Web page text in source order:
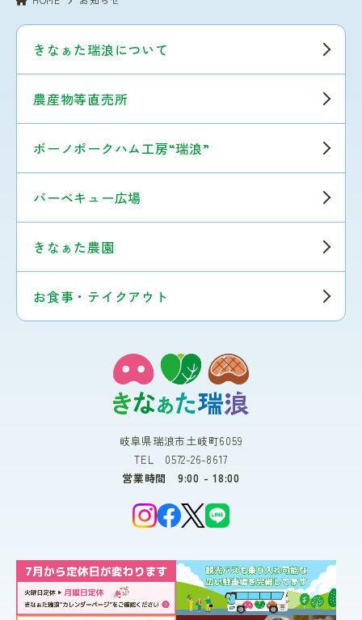
きなぁた瑞浪について
農産物等直売所
ボーノポークハム工房“瑞浪”
バーベキュー広場
きなぁた農園
お食事・テイクアウト
岐阜県瑞浪市土岐町6059
TEL 0572-26-8617
営業時間 9:00 - 18:00